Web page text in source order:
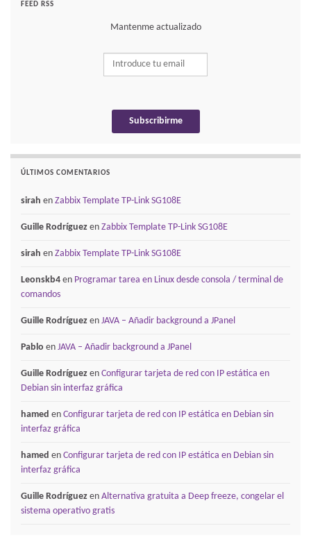
FEED RSS
Mantenme actualizado
ÚLTIMOS COMENTARIOS
sirah en Zabbix Template TP-Link SG108E
Guille Rodríguez en Zabbix Template TP-Link SG108E
sirah en Zabbix Template TP-Link SG108E
Leonskb4 en Programar tarea en Linux desde consola / terminal de
comandos
Guille Rodríguez en JAVA – Añadir background a JPanel
Pablo en JAVA – Añadir background a JPanel
Guille Rodríguez en Configurar tarjeta de red con IP estática en
Debian sin interfaz gráfica
hamed en Configurar tarjeta de red con IP estática en Debian sin
interfaz gráfica
hamed en Configurar tarjeta de red con IP estática en Debian sin
interfaz gráfica
Guille Rodríguez en Alternativa gratuita a Deep freeze, congelar el
sistema operativo gratis